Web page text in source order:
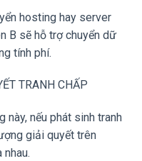
hosting hay server
B sẽ hỗ trợ chuyển dữ
tính phí.
TRANH CHẤP
này, nếu phát sinh tranh
giải quyết trên